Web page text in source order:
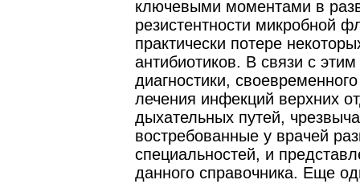
ключевыми моментами в
резистентности микробной
практически потере
антибиотиков. В связи с
диагностики,
лечения инфекций верхних
дыхательных путей,
востребованные у врачей
специальностей, и
данного справочника. Еще